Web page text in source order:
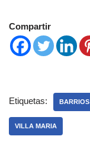
Compartir
Etiquetas: BARRIOS
VILLA MARIA